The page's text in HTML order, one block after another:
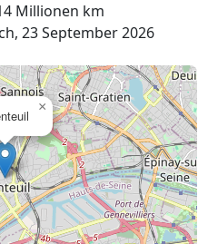
Millionen km
23 September 2026
×